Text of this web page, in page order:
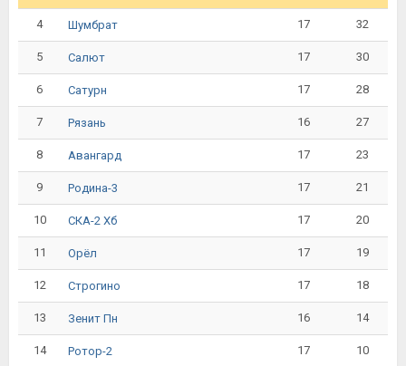
4 Шумбрат 17 32
5 Салют 17 30
6 Сатурн 17 28
7 Рязань 16 27
8 Авангард 17 23
9 Родина-3 17 21
10 СКА-2 Хб 17 20
11 Орёл 17 19
12 Строгино 17 18
13 Зенит Пн 16 14
14 Ротор-2 17 10